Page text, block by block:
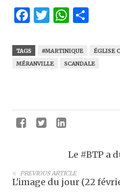
Facebook
Twitter
TAGS #MARTINIQUE ÉGLISE
MÉRANVILLE
SCANDALE
Le #BTP a
PREVIOUS ARTICLE
L'image du jour (22